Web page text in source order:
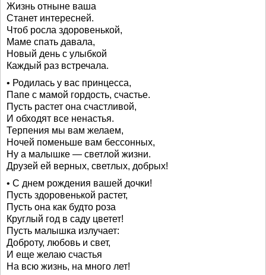
Жизнь отныне ваша
Станет интересней.
Чтоб росла здоровенькой,
Маме спать давала,
Новый день с улыбкой
Каждый раз встречала.
• Родилась у вас принцесса,
Папе с мамой гордость, счастье.
Пусть растет она счастливой,
И обходят все ненастья.
Терпения мы вам желаем,
Ночей поменьше вам бессонных,
Ну а малышке — светлой жизни.
Друзей ей верных, светлых, добрых!
• С днем рождения вашей дочки!
Пусть здоровенькой растет,
Пусть она как будто роза
Круглый год в саду цветет!
Пусть малышка излучает:
Доброту, любовь и свет,
И еще желаю счастья
На всю жизнь, на много лет!